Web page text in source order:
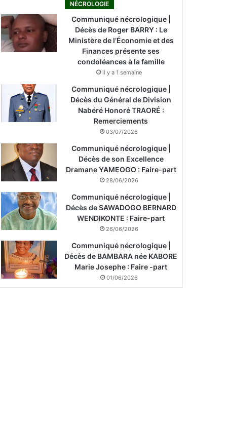
NÉCROLOGIE
Communiqué nécrologique |
Décès de Roger BARRY : Le
Ministère de l’Économie et des
Finances présente ses
condoléances à la famille
il y a 1 semaine
Communiqué nécrologique |
Décès du Général de Division
Nabéré Honoré TRAORÉ :
Remerciements
03/07/2026
Communiqué nécrologique |
Décès de son Excellence
Dramane YAMEOGO : Faire-part
28/06/2026
Communiqué nécrologique |
Décès de SAWADOGO BERNARD
WENDIKONTE : Faire-part
26/06/2026
Communiqué nécrologique |
Décès de BAMBARA née KABORE
Marie Josephe : Faire -part
01/06/2026